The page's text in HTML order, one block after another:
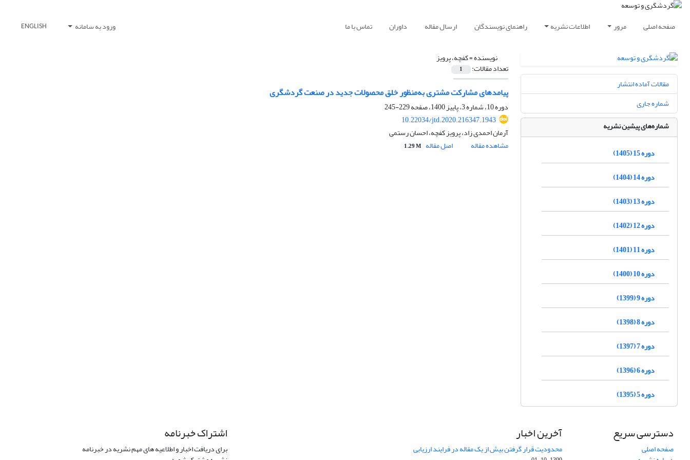
صفحه اصلی مرور اطلاعات نشریه راهنمای نویسندگان ارسال مقاله داوران تماس با ما ورود به سامانه ENGLISH
نویسنده =کفچه، پرویز
تعداد مقالات: 1
پیامدهای مشارکت مشتری به‌منظور خلق محصولات جدید در صنعت گردشگری
دوره 10، شماره 3، پاییز 1400، صفحه
229-245
10.22034/jtd.2020.216347.1943
آرمان احمدی زاد، پرویز کفچه، احسان رستمی
مشاهده مقاله
اصل مقاله 1.29 M
مقالات آماده انتشار
شماره جاری
شماره‌های پیشین نشریه
دوره 15 (1405)
دوره 14 (1404)
دوره 13 (1403)
دوره 12 (1402)
دوره 11 (1401)
دوره 10 (1400)
دوره 9 (1399)
دوره 8 (1398)
دوره 7 (1397)
دوره 6 (1396)
دوره 5 (1395)
دسترسی سریع
صفحه اصلی
آخرین اخبار
محدودیت قرار گرفتن بیش از یک مقاله در فرایند ارزیابی
اشتراک خبرنامه
برای دریافت اخبار و اطلاعیه های مهم نشریه در خبرنامه